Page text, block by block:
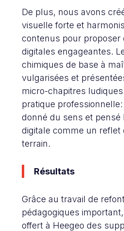
De plus, nous avons
visuelle forte et
contenus pour proposer
digitales engageantes.
chimiques de base à
vulgarisées et
micro-chapitres
pratique
donné du sens et pensé
digitale comme un reflet
terrain.
Résultats
Grâce au travail de
pédagogiques
offert à Heegeo des